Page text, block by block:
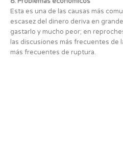
Esta es una de las causas más
escasez del dinero deriva en
gastarlo y mucho peor; en
las discusiones más frecuentes de
más frecuentes de ruptura.